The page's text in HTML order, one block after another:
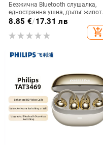
Безжична Bluetooth слушалка,
едностранна ушна, дълъг живот
на батерията, Bluetooth 5.3,
водоустойчива, обхват 15 m,
спортен стил
8.85 €/17.31 лв
add_shopping_cart